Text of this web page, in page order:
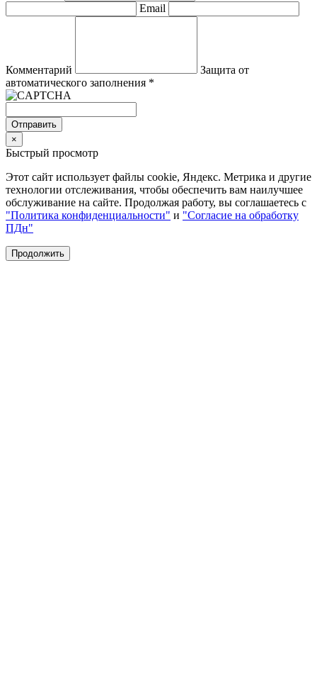
Email
Комментарий
Защита от
автоматического заполнения *
Отправить
×
Быстрый просмотр
Этот сайт использует файлы cookie, Яндекс. Метрика и другие
технологии отслеживания, чтобы обеспечить вам наилучшее
обслуживание на сайте. Продолжая работу, вы соглашаетесь с
"Политика конфиденциальности" и "Согласие на обработку
ПДн"
Продолжить